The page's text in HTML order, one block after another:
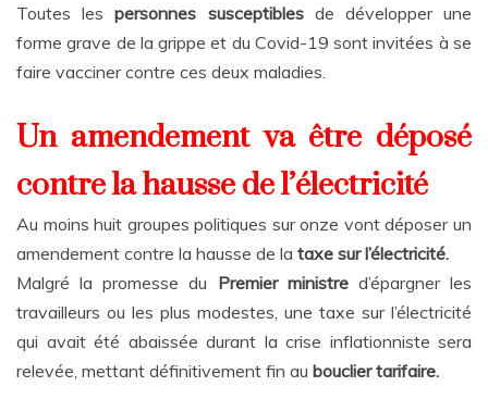
Toutes les personnes susceptibles de développer une
forme grave de la grippe et du Covid-19 sont invitées à se
faire vacciner contre ces deux maladies.
Un amendement va être déposé
contre la hausse de l’électricité
Au moins huit groupes politiques sur onze vont déposer un
amendement contre la hausse de la taxe sur l’électricité.
Malgré la promesse du Premier ministred’épargner les
travailleurs ou les plus modestes, une taxe sur l’électricité
qui avait été abaissée durant la crise inflationniste sera
relevée, mettant définitivement fin au bouclier tarifaire.